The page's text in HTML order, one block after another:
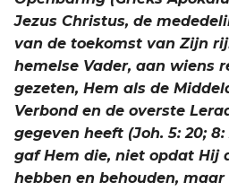
Hábakuk
Jezus Christus, de
van de toekomst van Zijn
hemelse Vader, aan wiens
gezeten, Hem als de
Verbond en de overste
gegeven heeft (Joh. 5: 20; 8:
gaf Hem die, niet opdat Hij
hebben en behouden,